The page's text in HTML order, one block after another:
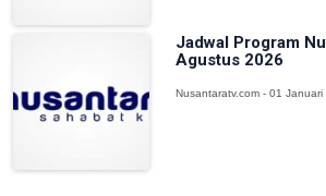
Jadwal Program
Agustus 2026
Nusantaratv.com - 01 Januari